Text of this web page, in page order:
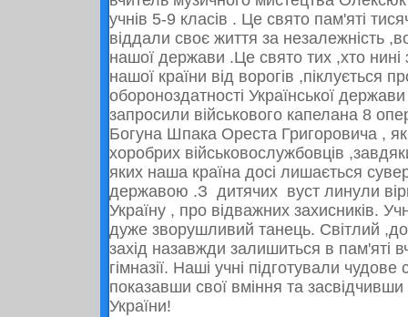
учнів 5-9 класів . Це свято пам'яті
віддали своє життя за незалежність
нашої держави .Це свято тих ,хто нині
нашої країни від ворогів ,піклується
обороноздатності Української
запросили військового капелана 8
Богуна Шпака Ореста Григоровича ,
хоробрих військовослужбовців
яких наша країна досі лишається
державою .З дитячих вуст линули
Україну , про відважних захисників.
дуже зворушливий танець. Світлий
захід назавжди залишиться в пам'яті
гімназії. Наші учні підготували
показавши свої вміння та
України!